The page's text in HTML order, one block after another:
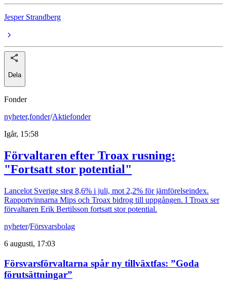
Jesper Strandberg
Dela
Fonder
nyheter,fonder/Aktiefonder
Igår, 15:58
Förvaltaren efter Troax rusning:
"Fortsatt stor potential"
Lancelot Sverige steg 8,6% i juli, mot 2,2% för jämförelseindex.
Rapportvinnarna Mips och Troax bidrog till uppgången. I Troax ser
förvaltaren Erik Bertilsson fortsatt stor potential.
nyheter/Försvarsbolag
6 augusti, 17:03
Försvarsförvaltarna spår ny tillväxtfas: ”Goda
förutsättningar”